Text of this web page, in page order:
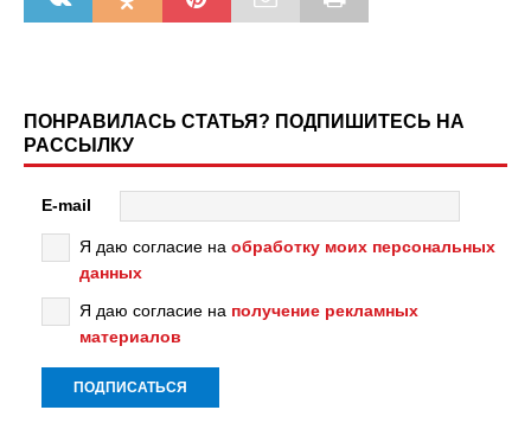
ПОНРАВИЛАСЬ СТАТЬЯ? ПОДПИШИТЕСЬ НА
РАССЫЛКУ
E-mail
Я даю согласие на обработку моих персональных
данных
Я даю согласие на получение рекламных
материалов